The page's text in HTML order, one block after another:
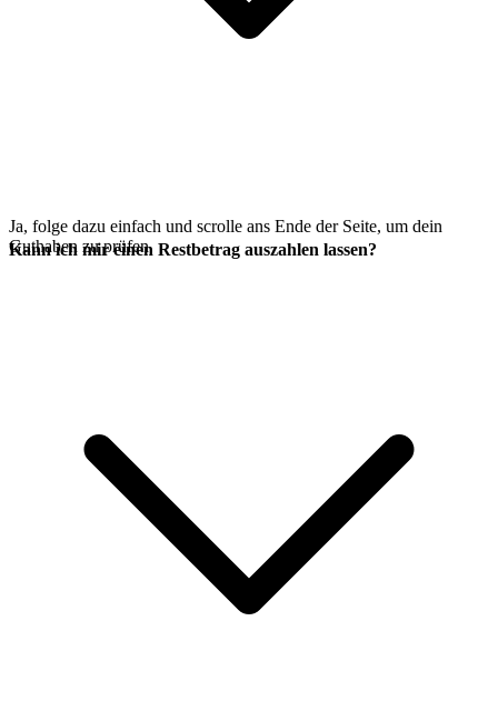
Ja, folge dazu einfach und scrolle ans Ende der Seite, um dein
Guthaben zu prüfen.
Kann ich mir einen Restbetrag auszahlen lassen?